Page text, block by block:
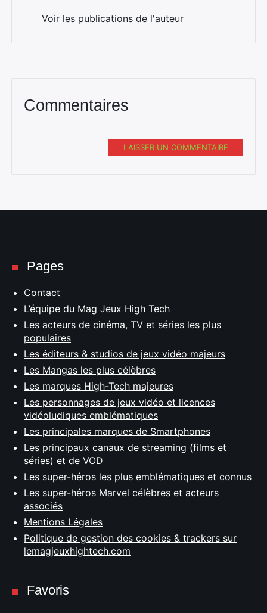
Voir les publications de l'auteur
Commentaires
LAISSER UN COMMENTAIRE
Pages
Contact
L’équipe du Mag Jeux High Tech
Les acteurs de cinéma, TV et séries les plus
populaires
Les éditeurs & studios de jeux vidéo majeurs
Les Mangas les plus célèbres
Les marques High-Tech majeures
Les personnages de jeux vidéo et licences
vidéoludiques emblématiques
Les principales marques de Smartphones
Les principaux canaux de streaming (films et
séries) et de VOD
Les super-héros les plus emblématiques et connus
Les super-héros Marvel célèbres et acteurs
associés
Mentions Légales
Politique de gestion des cookies & trackers sur
lemagjeuxhightech.com
Favoris